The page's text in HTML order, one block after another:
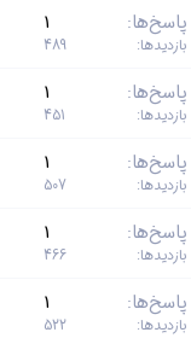
پاسخ‌ها 1
بازدیدها 489
پاسخ‌ها 1
بازدیدها 451
پاسخ‌ها 1
بازدیدها 507
پاسخ‌ها 1
بازدیدها 466
پاسخ‌ها 1
بازدیدها 522